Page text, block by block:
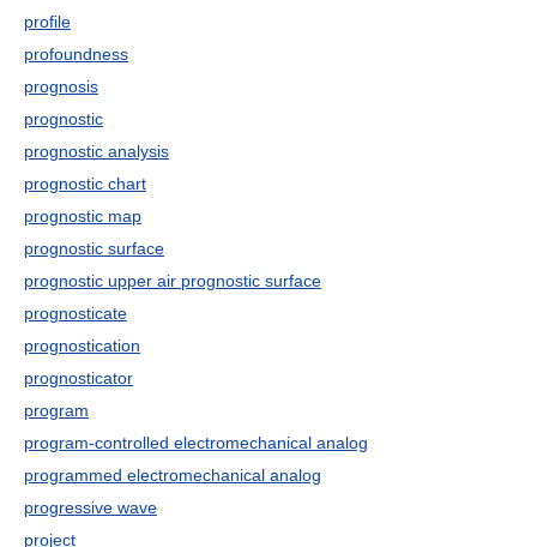
profile
profoundness
prognosis
prognostic
prognostic analysis
prognostic chart
prognostic map
prognostic surface
prognostic upper air prognostic surface
prognosticate
prognostication
prognosticator
program
program-controlled electromechanical analog
programmed electromechanical analog
progressive wave
project